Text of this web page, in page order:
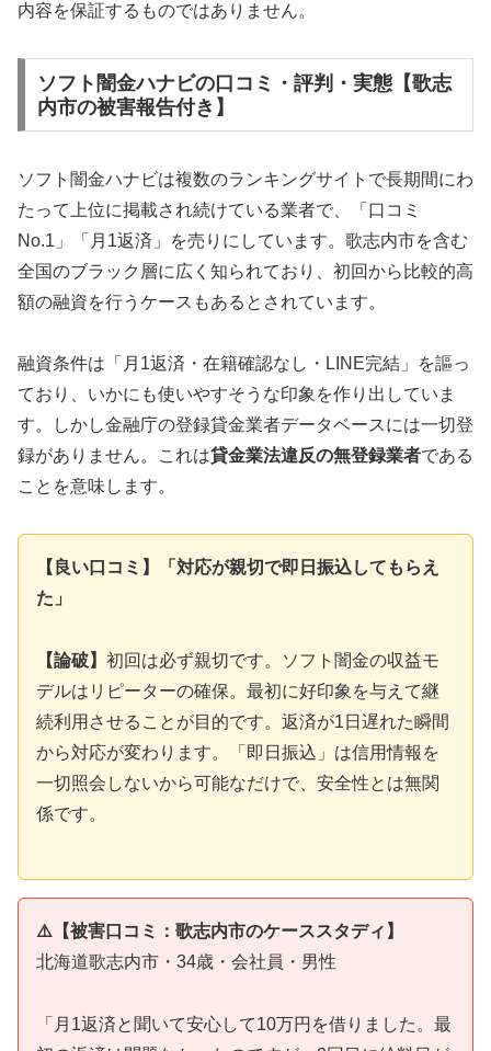
内容を保証するものではありません。
ソフト闇金ハナビの口コミ・評判・実態【歌志
内市の被害報告付き】
ソフト闇金ハナビは複数のランキングサイトで長期間にわ
たって上位に掲載され続けている業者で、「口コミ
No.1」「月1返済」を売りにしています。歌志内市を含む
全国のブラック層に広く知られており、初回から比較的高
額の融資を行うケースもあるとされています。
融資条件は「月1返済・在籍確認なし・LINE完結」を謳っ
ており、いかにも使いやすそうな印象を作り出していま
す。しかし金融庁の登録貸金業者データベースには一切登
録がありません。これは貸金業法違反の無登録業者である
ことを意味します。
【良い口コミ】「対応が親切で即日振込してもらえ
た」
【論破】 初回は必ず親切です。ソフト闇金の収益モ
デルはリピーターの確保。最初に好印象を与えて継
続利用させることが目的です。返済が1日遅れた瞬間
から対応が変わります。「即日振込」は信用情報を
一切照会しないから可能なだけで、安全性とは無関
係です。
⚠️【被害口コミ：歌志内市のケーススタディ】
北海道歌志内市・34歳・会社員・男性
「月1返済と聞いて安心して10万円を借りました。最